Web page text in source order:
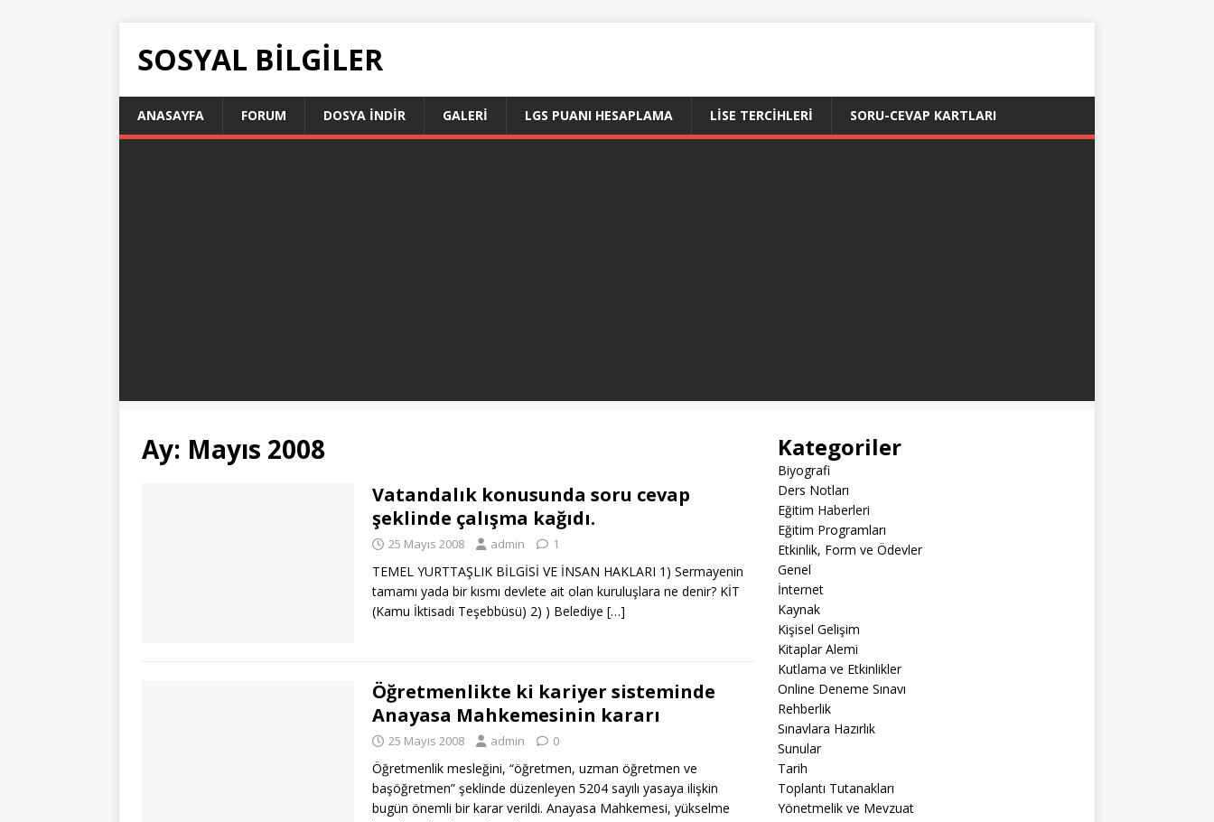
SOSYAL BILGILER
ANASAYFA FORUM DOSYA İNDIR GALERI LGS PUANI HESAPLAMA LİSE TERCİHLERİ SORU-CEVAP KARTLARI
Ay: Mayıs 2008
Vatandalık konusunda soru cevap
şeklinde çalışma kağıdı.
25 Mayıs 2008 admin 1
TEMEL YURTTAŞLIK BİLGİSİ VE İNSAN HAKLARI 1) Sermayenin
tamamı yada bir kısmı devlete ait olan kuruluşlara ne denir? KİT
(Kamu İktisadi Teşebbüsü) 2) ) Belediye […]
Öğretmenlikte ki kariyer sisteminde
Anayasa Mahkemesinin kararı
25 Mayıs 2008 admin 0
Öğretmenlik mesleğini, “öğretmen, uzman öğretmen ve
başöğretmen” şeklinde düzenleyen 5204 sayılı yasaya ilişkin
bugün önemli bir karar verildi. Anayasa Mahkemesi, yükselme
Kategoriler
Biyografi
Ders Notları
Eğitim Haberleri
Eğitim Programları
Etkinlik, Form ve Ödevler
Genel
İnternet
Kaynak
Kişisel Gelişim
Kitaplar Alemi
Kutlama ve Etkinlikler
Online Deneme Sınavı
Rehberlik
Sınavlara Hazırlık
Sunular
Tarih
Toplantı Tutanakları
Yönetmelik ve Mevzuat